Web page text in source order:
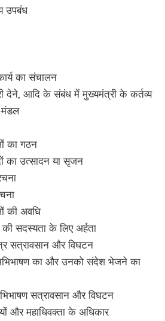
उपबंध
का संचालन
देने, आदि के संबंध में मुख्यमंत्री के कर्तव्य
मंडल
का गठन
का उत्सादन या सृजन
की अवधि
सदस्यता के लिए अर्हता
सत्रावसान और विघटन
का और उनको संदेश भेजने का
सत्रावसान और विघटन
और महाधिवक्ता के अधिकार